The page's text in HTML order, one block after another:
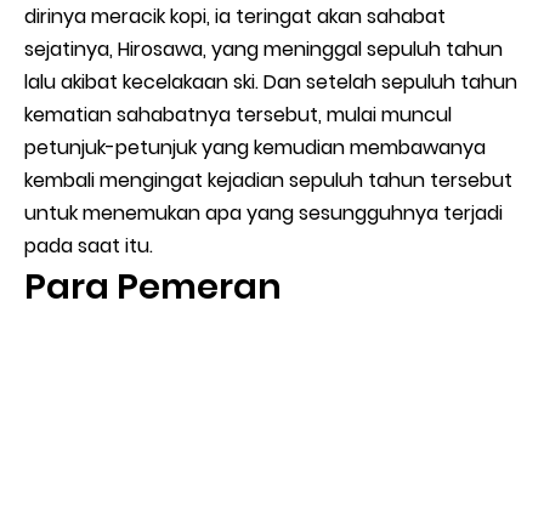
dirinya meracik kopi, ia teringat akan sahabat
sejatinya, Hirosawa, yang meninggal sepuluh tahun
lalu akibat kecelakaan ski. Dan setelah sepuluh tahun
kematian sahabatnya tersebut, mulai muncul
petunjuk-petunjuk yang kemudian membawanya
kembali mengingat kejadian sepuluh tahun tersebut
untuk menemukan apa yang sesungguhnya terjadi
pada saat itu.
Para Pemeran